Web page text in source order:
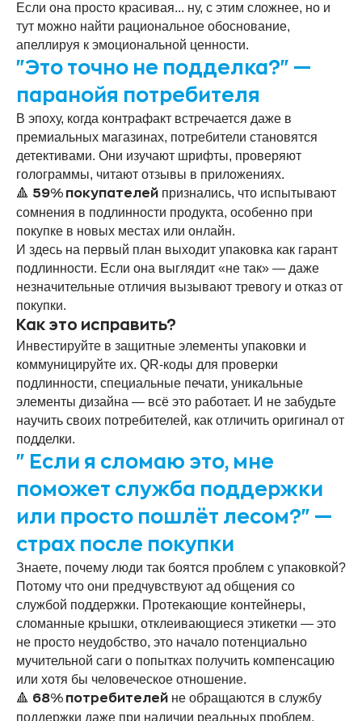
Если она просто красивая... ну, с этим сложнее, но и
тут можно найти рациональное обоснование,
апеллируя к эмоциональной ценности.
"Это точно не подделка?" —
паранойя потребителя
В эпоху, когда контрафакт встречается даже в
премиальных магазинах, потребители становятся
детективами. Они изучают шрифты, проверяют
голограммы, читают отзывы в приложениях.
🔺 59% покупателей признались, что испытывают
сомнения в подлинности продукта, особенно при
покупке в новых местах или онлайн.
И здесь на первый план выходит упаковка как гарант
подлинности. Если она выглядит «не так» — даже
незначительные отличия вызывают тревогу и отказ от
покупки.
Как это исправить?
Инвестируйте в защитные элементы упаковки и
коммуницируйте их. QR-коды для проверки
подлинности, специальные печати, уникальные
элементы дизайна — всё это работает. И не забудьте
научить своих потребителей, как отличить оригинал от
подделки.
"Если я сломаю это, мне
поможет служба поддержки
или просто пошлёт лесом?" —
страх после покупки
Знаете, почему люди так боятся проблем с упаковкой?
Потому что они предчувствуют ад общения со
службой поддержки. Протекающие контейнеры,
сломанные крышки, отклеивающиеся этикетки — это
не просто неудобство, это начало потенциально
мучительной саги о попытках получить компенсацию
или хотя бы человеческое отношение.
🔺 68% потребителей не обращаются в службу
поддержки даже при наличии реальных проблем,